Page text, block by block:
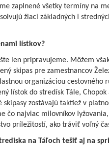
zaplnené všetky termíny na
žiaci základných i
lístkov?
len pripravujeme. Môžem
skipas pre zamestnancov
organizáciou cestovného
lístok do stredísk Tále,
skipasy zostávajú taktiež v
čo najviac milovníkov
príležitostí, ako tráviť voľný
na Táľoch tešiť aj na